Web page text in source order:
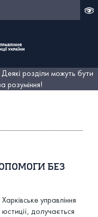
розділи можуть бути
розуміння!
БЕЗ
Харківське управління
юстиції, долучається